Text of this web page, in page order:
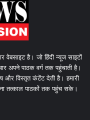
है। जो हिंदी न्यूज साइटों
अपने पाठक वर्ग तक पहुंचाती है।
और विस्तृत कंटेंट देती है। हमारी
तत्काल पाठकों तक पहुंच सके।